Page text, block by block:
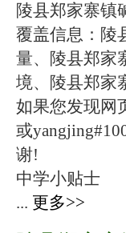
陵县郑家寨镇
覆盖信息：陵
量、陵县郑家
境、陵县郑家
如果您发现网
或
谢!
中学小贴士
... 更多>>